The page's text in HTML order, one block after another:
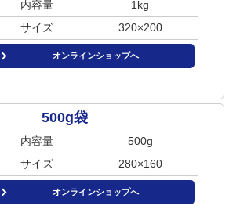
内容量
1kg
サイズ
320×200
オンラインショップへ
500g袋
内容量
500g
サイズ
280×160
オンラインショップへ